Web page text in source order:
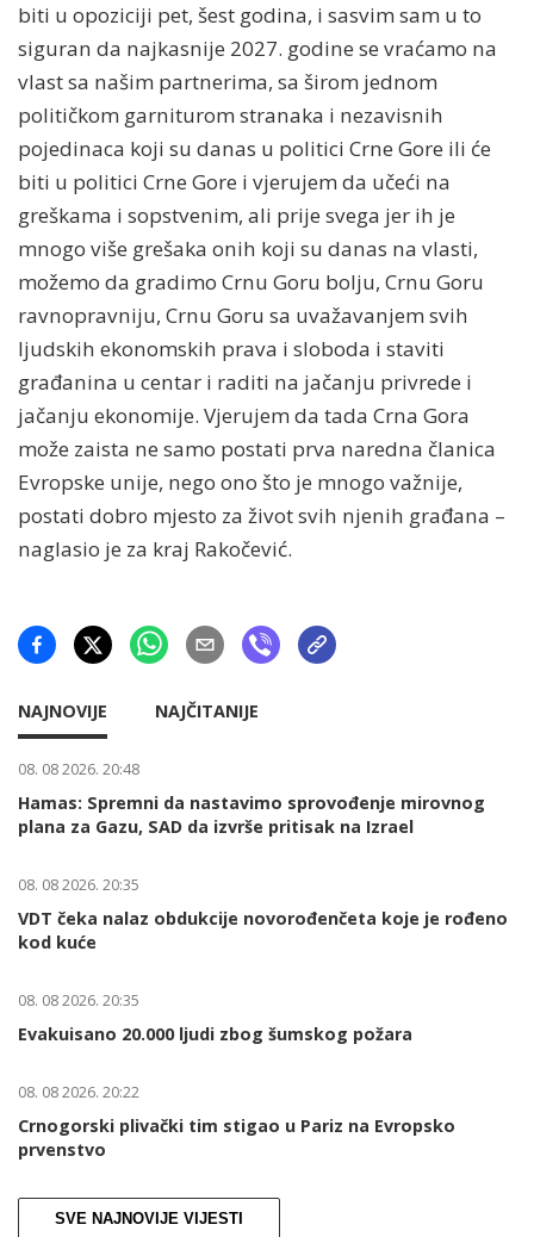
biti u opoziciji pet, šest godina, i sasvim sam u to
siguran da najkasnije 2027. godine se vraćamo na
vlast sa našim partnerima, sa širom jednom
političkom garniturom stranaka i nezavisnih
pojedinaca koji su danas u politici Crne Gore ili će
biti u politici Crne Gore i vjerujem da učeći na
greškama i sopstvenim, ali prije svega jer ih je
mnogo više grešaka onih koji su danas na vlasti,
možemo da gradimo Crnu Goru bolju, Crnu Goru
ravnopravniju, Crnu Goru sa uvažavanjem svih
ljudskih ekonomskih prava i sloboda i staviti
građanina u centar i raditi na jačanju privrede i
jačanju ekonomije. Vjerujem da tada Crna Gora
može zaista ne samo postati prva naredna članica
Evropske unije, nego ono što je mnogo važnije,
postati dobro mjesto za život svih njenih građana –
naglasio je za kraj Rakočević.
NAJNOVIJE NAJČITANIJE
08. 08 2026. 20:48
Hamas: Spremni da nastavimo sprovođenje mirovnog
plana za Gazu, SAD da izvrše pritisak na Izrael
08. 08 2026. 20:35
VDT čeka nalaz obdukcije novorođenčeta koje je rođeno
kod kuće
08. 08 2026. 20:35
Evakuisano 20.000 ljudi zbog šumskog požara
08. 08 2026. 20:22
Crnogorski plivački tim stigao u Pariz na Evropsko
prvenstvo
SVE NAJNOVIJE VIJESTI